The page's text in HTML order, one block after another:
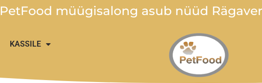
PetFood müügisalong asub nüüd
KASSILE